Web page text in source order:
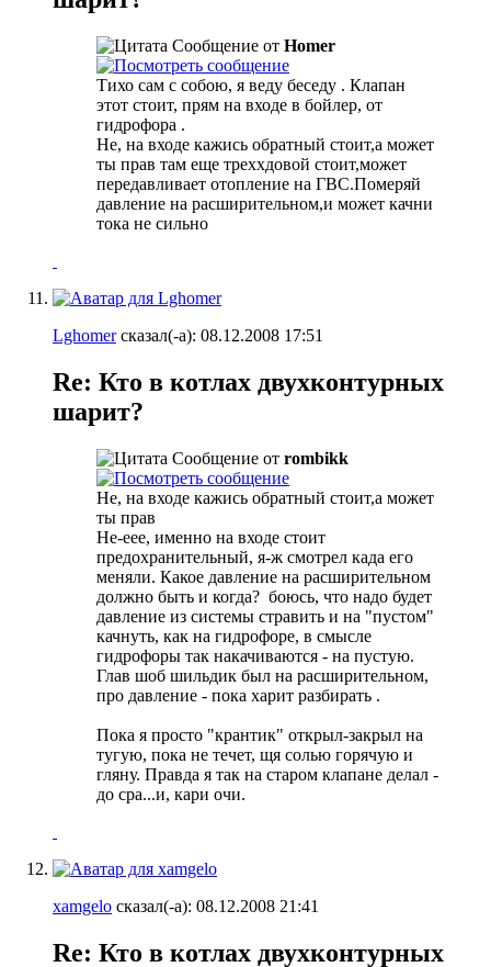
Сообщение от Homer
Тихо сам с собою, я веду беседу . Клапан
этот стоит, прям на входе в бойлер, от
гидрофора .
Не, на входе кажись обратный стоит,а может
ты прав там еще треххдовой стоит,может
передавливает отопление на ГВС.Померяй
давление на расширительном,и может качни
тока не сильно
Lghomerсказал(-а): 08.12.2008 17:51
Re: Кто в котлах двухконтурных
шарит?
Сообщение от rombikk
Не, на входе кажись обратный стоит,а может
ты прав
Не-еее, именно на входе стоит
предохранительный, я-ж смотрел када его
меняли. Какое давление на расширительном
должно быть и когда? боюсь, что надо будет
давление из системы стравить и на "пустом"
качнуть, как на гидрофоре, в смысле
гидрофоры так накачиваются - на пустую.
Глав шоб шильдик был на расширительном,
про давление - пока харит разбирать .
Пока я просто "крантик" открыл-закрыл на
тугую, пока не течет, щя солью горячую и
гляну. Правда я так на старом клапане делал -
до сра...и, кари очи.
xamgelo сказал(-а): 08.12.2008 21:41
Re: Кто в котлах двухконтурных